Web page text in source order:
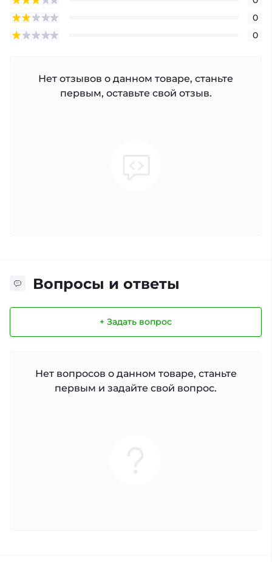
0
0
Нет отзывов о данном товаре, станьте
первым, оставьте свой отзыв.
Вопросы и ответы
+ Задать вопрос
Нет вопросов о данном товаре, станьте
первым и задайте свой вопрос.